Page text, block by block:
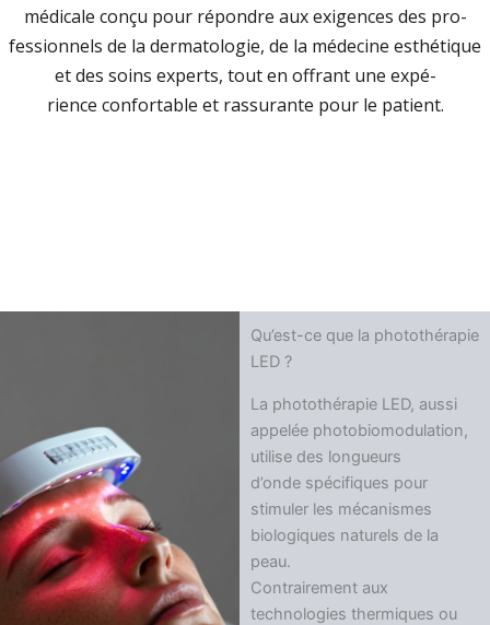
médicale conçu pour répondre aux exigences des pro-
fessionnels de la dermatologie, de la médecine esthétique
et des soins experts, tout en offrant une expé-
rience confortable et rassurante pour le patient.
Qu’est-ce que la photothérapie
LED ?
La photothérapie LED, aussi
appelée photobiomodulation,
utilise des longueurs
d’onde spécifiques pour
stimuler les mécanismes
biologiques naturels de la
peau.
Contrairement aux
technologies thermiques ou